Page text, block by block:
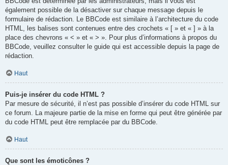
également possible de la désactiver sur chaque message depuis le
formulaire de rédaction. Le BBCode est similaire à l’architecture du code
HTML, les balises sont contenues entre des crochets « [ » et « ] » à la
place des chevrons « < » et « > ». Pour plus d’informations à propos du
BBCode, veuillez consulter le guide qui est accessible depuis la page de
rédaction.
Haut
Puis-je insérer du code HTML ?
Par mesure de sécurité, il n’est pas possible d’insérer du code HTML sur
ce forum. La majeure partie de la mise en forme qui peut être générée par
du code HTML peut être remplacée par du BBCode.
Haut
Que sont les émoticônes ?